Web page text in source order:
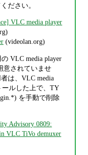
ださい。
VLC media player
(videolan.org)
VLC media player
意されていませ
は、VLC media
ールした上で、TY
を手動で削除
Advisory 0809:
VLC TiVo demuxer